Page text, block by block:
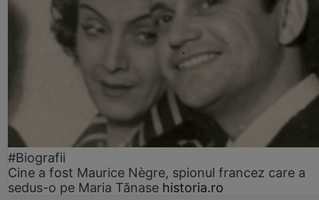
#Biografii
Cine a fost Maurice Nègre, spionul francez care a
sedus-o pe Maria Tănase historia.ro